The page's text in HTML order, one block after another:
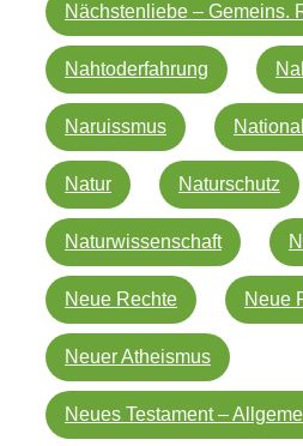
Nächstenliebe – Gemeins.
Nahtoderfahrung
Naruissmus
Natur Naturschutz
Naturwissenschaft
Neue Rechte Neue
Neuer Atheismus
Neues Testament –